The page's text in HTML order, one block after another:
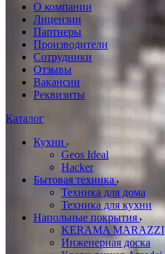
О компании
Лицензии
Партнеры
Производители
Сотрудники
Отзывы
Вакансии
Реквизиты
Каталог
Кухни
Geos Ideal
Hacker
Бытовая техника
Техника для дома
Техника для кухни
Напольные покрытия
KERAMA MARAZZI
Инженерная доска